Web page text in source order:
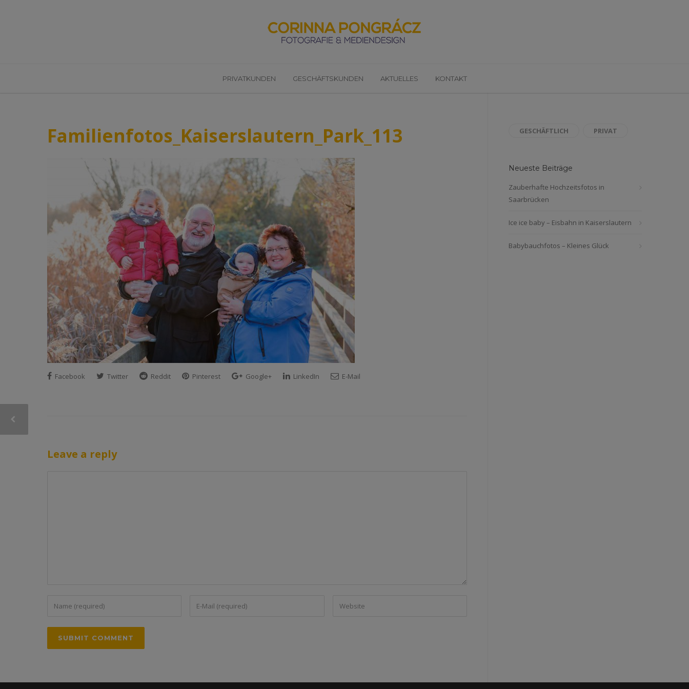
PRIVATKUNDEN GESCHÄFTSKUNDEN AKTUELLES KONTAKT
Familienfotos_Kaiserslautern_Park_113
Facebook Twitter Reddit Pinterest Google+ LinkedIn E-Mail
Leave a reply
GESCHÄFTLICH PRIVAT
Neueste Beiträge
Zauberhafte Hochzeitsfotos in
Saarbrücken
Ice ice baby – Eisbahn in Kaiserslautern
Babybauchfotos – Kleines Glück